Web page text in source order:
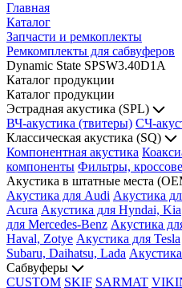
Главная
Каталог
Запчасти и ремкоплекты
Ремкомплекты для сабвуферов
Dynamic State SPSW3.40D1A
Каталог продукции
Каталог продукции
Эстрадная акустика (SPL)
ВЧ-акустика (твитеры) СЧ-
Классическая акустика (SQ)
Компонентная акустика
компоненты Фильтры,
Акустика в штатные места
Акустика для Audi Акустика
Acura Акустика для Hyndai, Kia
для Mercedes-Benz Акустика
Haval, Zotye Акустика для Tesla
Subaru, Daihatsu, Lada
Сабвуферы
CUSTOM SKIF SARMAT